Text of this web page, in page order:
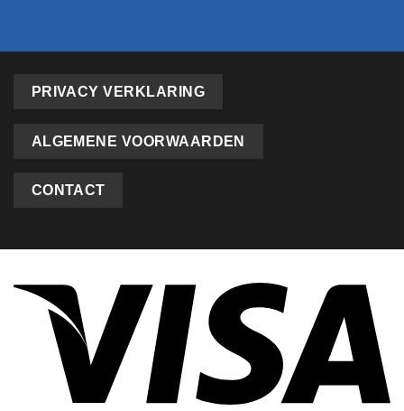
PRIVACY VERKLARING
ALGEMENE VOORWAARDEN
CONTACT